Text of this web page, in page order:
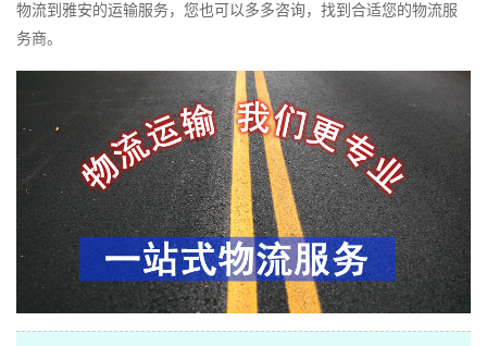
物流到雅安的运输服务，您也可以多多咨询，找到合适您的物流服
务商。